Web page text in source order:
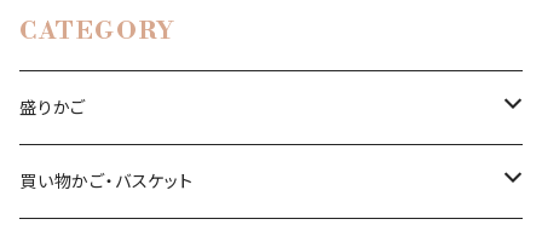
CATEGORY
盛りかご
亀甲編み
買い物かご・バスケット